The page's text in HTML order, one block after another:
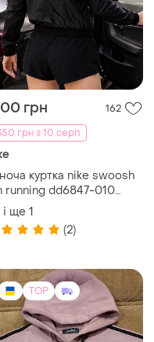
грн
162
грн з 10 серп
куртка nike swoosh
010
женская куртка
nike swoosh run running
і ще 1
TOP